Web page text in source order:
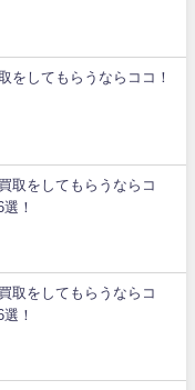
をしてもらうならココ！
取をしてもらうならコ
！
取をしてもらうならコ
！